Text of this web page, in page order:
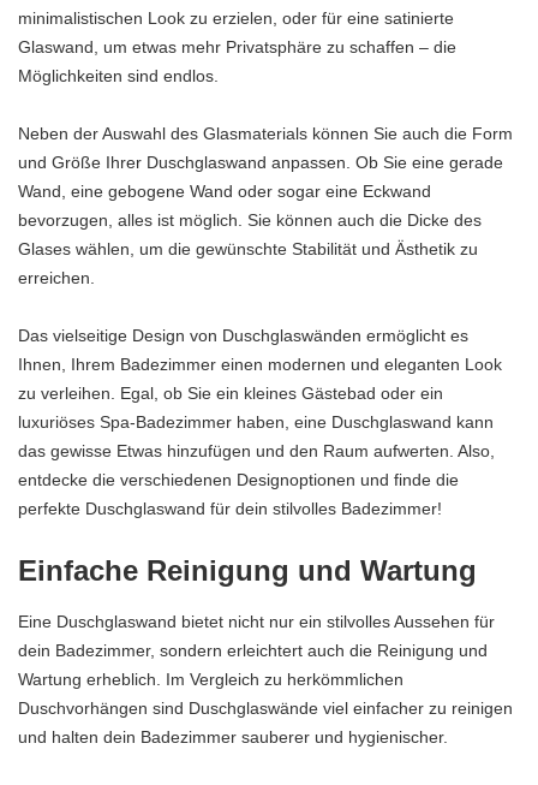
minimalistischen Look zu erzielen, oder für eine satinierte
Glaswand, um etwas mehr Privatsphäre zu schaffen – die
Möglichkeiten sind endlos.
Neben der Auswahl des Glasmaterials können Sie auch die Form
und Größe Ihrer Duschglaswand anpassen. Ob Sie eine gerade
Wand, eine gebogene Wand oder sogar eine Eckwand
bevorzugen, alles ist möglich. Sie können auch die Dicke des
Glases wählen, um die gewünschte Stabilität und Ästhetik zu
erreichen.
Das vielseitige Design von Duschglaswänden ermöglicht es
Ihnen, Ihrem Badezimmer einen modernen und eleganten Look
zu verleihen. Egal, ob Sie ein kleines Gästebad oder ein
luxuriöses Spa-Badezimmer haben, eine Duschglaswand kann
das gewisse Etwas hinzufügen und den Raum aufwerten. Also,
entdecke die verschiedenen Designoptionen und finde die
perfekte Duschglaswand für dein stilvolles Badezimmer!
Einfache Reinigung und Wartung
Eine Duschglaswand bietet nicht nur ein stilvolles Aussehen für
dein Badezimmer, sondern erleichtert auch die Reinigung und
Wartung erheblich. Im Vergleich zu herkömmlichen
Duschvorhängen sind Duschglaswände viel einfacher zu reinigen
und halten dein Badezimmer sauberer und hygienischer.